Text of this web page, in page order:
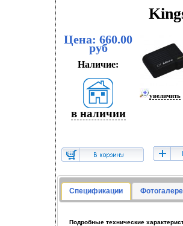
Цена: 660.00
руб
Наличие:
в наличии
увеличить
Спецификации
Подробные технические